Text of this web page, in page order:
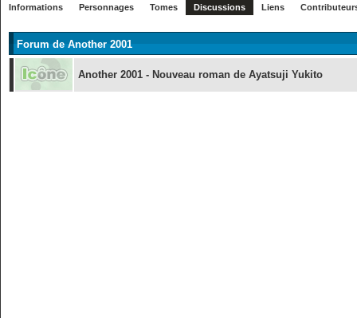
Informations Personnages Tomes Discussions Liens
Forum de Another 2001
Another 2001 - Nouveau roman de Ayatsuji Yukito